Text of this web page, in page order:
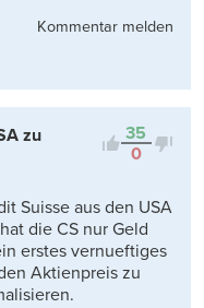
Kommentar melden
35
0
zu
Suisse aus den USA
die CS nur Geld
erstes vernueftiges
Aktienpreis zu